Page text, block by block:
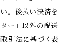
。後払い決済を
ー」以外の配送
引法に基づく表